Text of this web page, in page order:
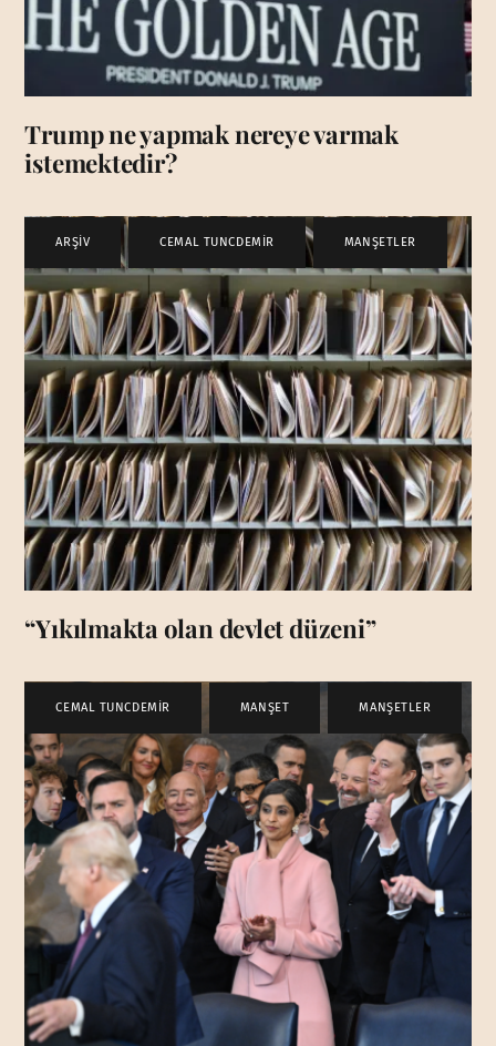
Trump ne yapmak nereye varmak
istemektedir?
ARŞİV CEMAL TUNCDEMİR , MANŞETLER
“Yıkılmakta olan devlet düzeni”
CEMAL TUNCDEMİR MANŞET MANŞETLER